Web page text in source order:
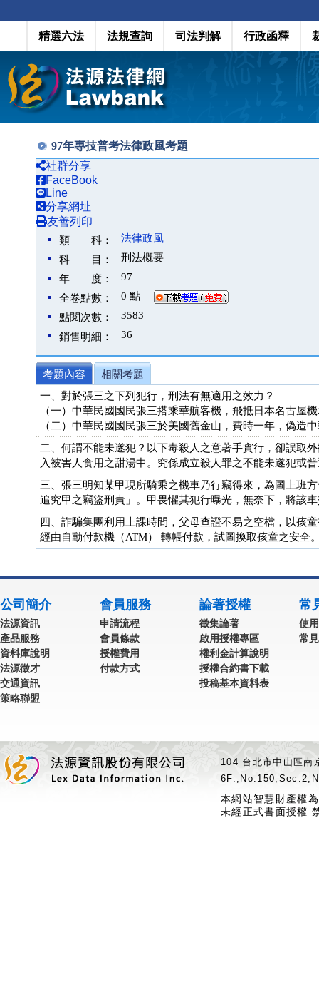
精選六法 法規查詢 司法判解 行政函釋
97年專技普考法律政風考題
社群分享
FaceBook
Line
分享網址
友善列印
類 科：
法律政風
科 目：
刑法概要
年 度：
97
全卷點數：
0 點
點閱次數：
3583
銷售明細：
36
考題內容
相關考題
一、對於張三之下列犯行，刑法有無適用之效力？
（一）中華民國國民張三搭乘華航客機，飛抵日本名古屋
（二）中華民國國民張三於美國舊金山，費時一年，偽造
二、何謂不能未遂犯？以下毒殺人之意著手實行，卻誤取
入被害人食用之甜湯中。究係成立殺人罪之不能未遂犯或
三、張三明知某甲現所騎乘之機車乃行竊得來，為圖上班
追究甲之竊盜刑責」。甲畏懼其犯行曝光，無奈下，將該
四、詐騙集團利用上課時間，父母查證不易之空檔，以孩
經由自動付款機（ATM） 轉帳付款，試圖換取孩童之安全
公司簡介
法源資訊
產品服務
資料庫說明
法源徵才
交通資訊
策略聯盟
會員服務
申請流程
會員條款
授權費用
付款方式
論著授權
徵集論著
啟用授權專區
權利金計算說明
授權合約書下載
投稿基本資料表
常
使
常
104 台北市中山區
本網站智慧財產權
未經正式書面授權